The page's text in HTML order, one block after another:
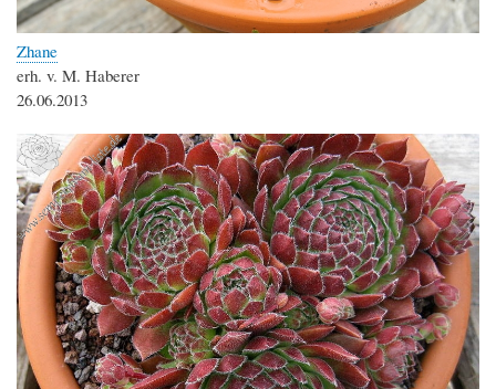
Zhane
erh. v. M. Haberer
26.06.2013